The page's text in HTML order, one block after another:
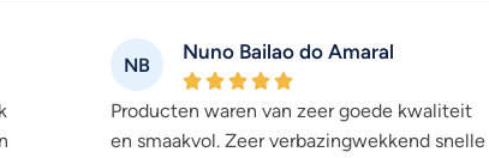
NB
Nuno Bailao do Amaral
Producten waren van zeer goede kwaliteit
en smaakvol. Zeer verbazingwekkend snelle